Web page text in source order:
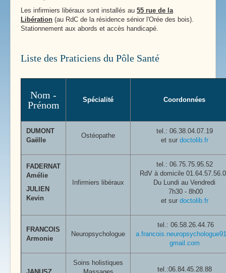
Les infirmiers libéraux sont installés au 55 rue de la
Libération (au RdC de la résidence sénior l'Orée des bois).
Stationnement aux abords et accès handicapé.
Liste des Praticiens du Pôle Santé
Nom -
Prénom
Spécialité Coordonnées
DUMONT
Gaëlle
Ostéopathe
tel.: 06.38.04.07.19
et sur doctolib.fr
FADERNAT
Amélie
JULIEN
Kevin
Infirmiers libéraux
tel.: 06.75.75.95.52
RdV à domicile
Du Lundi au Vendredi
7h30 - 8h00
et sur doctolib.fr
FRANCOIS
Armonie
Neuropsychologue
tel.: 06.58.26.44.76
gmail.com
Soins holistiques
tel.:06.84.45.28.88